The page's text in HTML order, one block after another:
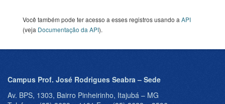
Você também pode ter acesso a esses registros usando a API
(veja Documentação da API).
Campus Prof. José Rodrigues Seabra – Sede
Av. BPS, 1303, Bairro Pinheirinho, Itajubá – MG